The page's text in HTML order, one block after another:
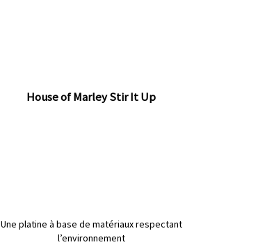
House of Marley Stir It Up
Une platine à base de matériaux respectant
l’environnement